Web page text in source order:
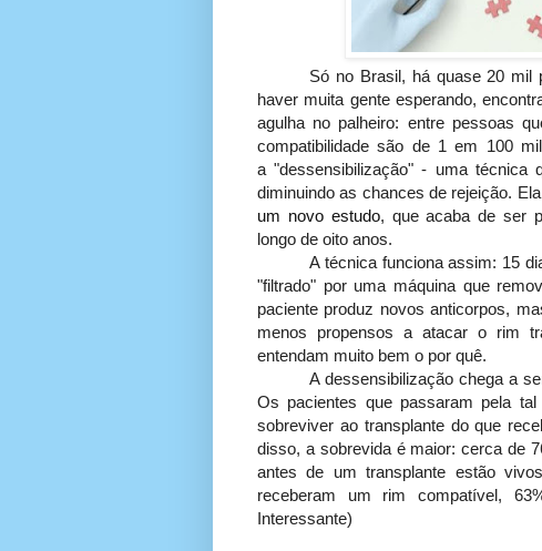
Só no Brasil, há quase 20 mil
haver muita gente esperando,
agulha no palheiro: entre pessoas
compatibilidade são de 1 em 100
a "dessensibilização" - uma técnica
diminuindo as chances de rejeição.
um novo estudo, que acaba de ser
longo de oito anos.
A técnica funciona assim: 15
"filtrado" por uma máquina que
paciente produz novos anticorpos,
menos propensos a atacar o rim
entendam muito bem o por quê.
A dessensibilização chega a
Os pacientes que passaram pela
sobreviver ao transplante do que
disso, a sobrevida é maior: cerca de
antes de um transplante estão
receberam um rim compatível,
Interessante)